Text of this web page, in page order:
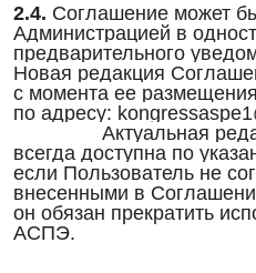
2.4. Соглашение может
Администрацией в
предварительного
Новая редакция
с момента ее
по адресу:
Актуальная
всегда доступна по
если Пользователь не
внесенными в
он обязан прекратить
АСПЭ.